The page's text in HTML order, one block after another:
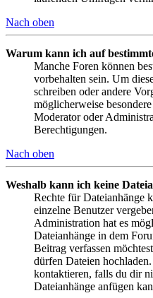
Nach oben
Warum kann ich auf
Manche Foren können
vorbehalten sein. Um
schreiben oder andere
möglicherweise
Moderator oder
Berechtigungen.
Nach oben
Weshalb kann ich keine
Rechte für Dateianhänge
einzelne Benutzer
Administration hat es
Dateianhänge in dem
Beitrag verfassen
dürfen Dateien
kontaktieren, falls du dir
Dateianhänge anfügen